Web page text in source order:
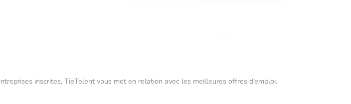
inscrites, TieTalent vous met en relation avec les meilleures offres d’emploi.